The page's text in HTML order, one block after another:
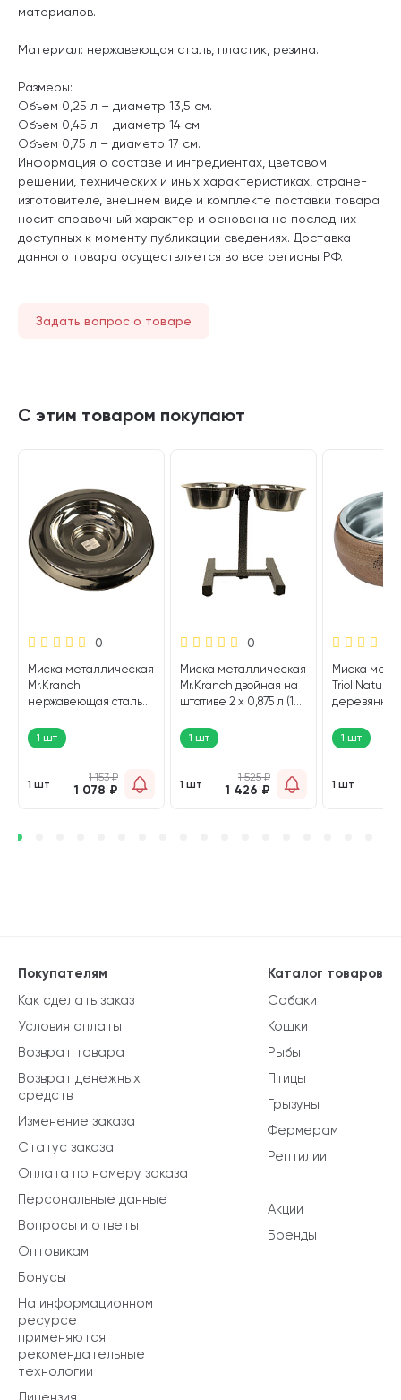
материалов.
Материал: нержавеющая сталь, пластик, резина.
Размеры:
Объем 0,25 л – диаметр 13,5 см.
Объем 0,45 л – диаметр 14 см.
Объем 0,75 л – диаметр 17 см.
Информация о составе и ингредиентах, цветовом
решении, технических и иных характеристиках, стране-
изготовителе, внешнем виде и комплекте поставки товара
носит справочный характер и основана на последних
доступных к моменту публикации сведениях. Доставка
данного товара осуществляется во все регионы РФ.
Задать вопрос о товаре
С этим товаром покупают
0
Миска металлическая
Mr.Kranch
нержавеющая сталь
шт)1 шт
1 шт
1 153₽
1 078 ₽
0
Миска металлическая
Mr.Kranch двойная на
штативе 2 х 0,875 л (1
1 шт
1 шт
1 525₽
1 426 ₽
Миска
Triol Natural
деревянной
1 шт
1 шт
Каталог товаров
Собаки
Кошки
Рыбы
Птицы
Грызуны
Фермерам
Рептилии
Акции
Бренды
Покупателям
Как сделать заказ
Условия оплаты
Возврат товара
Возврат денежных
средств
Изменение заказа
Статус заказа
Оплата по номеру заказа
Персональные данные
Вопросы и ответы
Оптовикам
Бонусы
На информационном
ресурсе
применяются
рекомендательные
технологии